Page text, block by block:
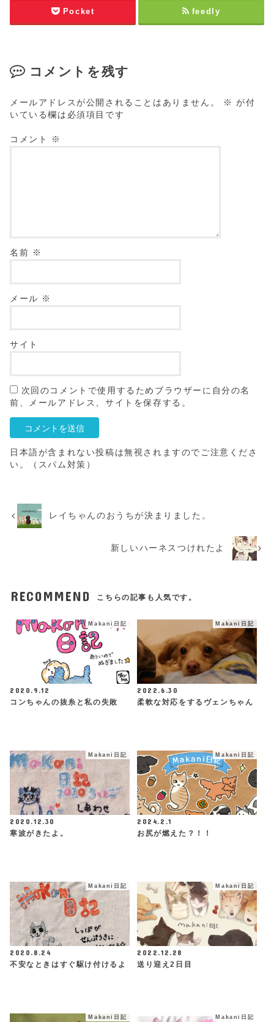
Pocket feedly
コメントを残す
メールアドレスが公開されることはありません。 ※ が付
いている欄は必須項目です
コメント ※
名前 ※
メール ※
サイト
次回のコメントで使用するためブラウザーに自分の名
前、メールアドレス、サイトを保存する。
日本語が含まれない投稿は無視されますのでご注意くださ
い。（スパム対策）
レイちゃんのおうちが決まりました。
新しいハーネスつけれたよ
RECOMMEND こちらの記事も人気です。
Makani日記
2020.9.12
コンちゃんの抜糸と私の失敗
Makani日記
2022.6.30
柔軟な対応をするヴェンちゃん
Makani日記
2020.12.30
寒波がきたよ。
Makani日記
2024.2.1
お尻が燃えた？！！
Makani日記
2020.8.24
不安なときはすぐ駆け付けるよ
Makani日記
2022.12.28
送り迎え2日目
Makani日記 Makani日記